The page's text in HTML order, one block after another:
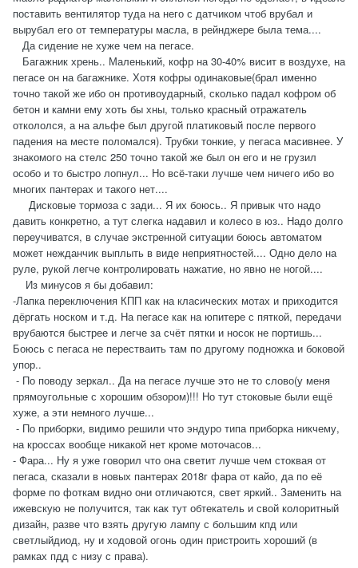
поставить вентилятор туда на него с датчиком чтоб врубал и
вырубал его от температуры масла, в рейнджере была тема....
Да сидение не хуже чем на пегасе.
Багажник хрень.. Маленький, кофр на 30-40% висит в воздухе, на
пегасе он на багажнике. Хотя кофры одинаковые(брал именно
точно такой же ибо он противоударный, сколько падал кофром об
бетон и камни ему хоть бы хны, только красный отражатель
откололся, а на альфе был другой платиковый после первого
падения на месте поломался). Трубки тонкие, у пегаса масивнее. У
знакомого на стелс 250 точно такой же был он его и не грузил
особо и то быстро лопнул... Но всё-таки лучше чем ничего ибо во
многих пантерах и такого нет....
Дисковые тормоза с зади... Я их боюсь.. Я привык что надо
давить конкретно, а тут слегка надавил и колесо в юз.. Надо долго
переучиватся, в случае экстренной ситуации боюсь автоматом
может нежданчик выплыть в виде неприятностей.... Одно дело на
руле, рукой легче контролировать нажатие, но явно не ногой....
Из минусов я бы добавил:
-Лапка переключения КПП как на класических мотах и приходится
дёргать носком и т.д. На пегасе как на юпитере с пяткой, передачи
врубаются быстрее и легче за счёт пятки и носок не портишь...
Боюсь с пегаса не перестваить там по другому подножка и боковой
упор..
- По поводу зеркал.. Да на пегасе лучше это не то слово(у меня
прямоугольные с хорошим обзором)!!! Но тут стоковые были ещё
хуже, а эти немного лучше...
- По приборки, видимо решили что эндуро типа приборка никчему,
на кроссах вообще никакой нет кроме моточасов...
- Фара... Ну я уже говорил что она светит лучше чем стоквая от
пегаса, сказали в новых пантерах 2018г фара от кайо, да по её
форме по фоткам видно они отличаются, свет яркий.. Заменить на
ижевскую не получится, так как тут обтекатель и свой колоритный
дизайн, разве что взять другую лампу с большим кпд или
светлыйдиод, ну и ходовой огонь один пристроить хороший (в
рамках пдд с низу с права).